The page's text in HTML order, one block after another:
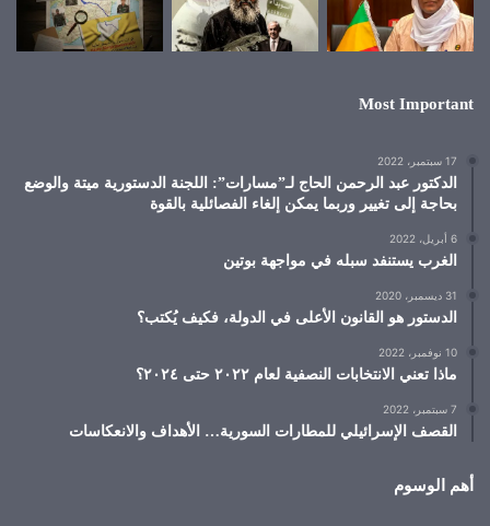
Most Important
17 سبتمبر، 2022
الدكتور عبد الرحمن الحاج لـ”مسارات”: اللجنة الدستورية ميتة والوضع
بحاجة إلى تغيير وربما يمكن إلغاء الفصائلية بالقوة
6 أبريل، 2022
الغرب يستنفد سبله في مواجهة بوتين
31 ديسمبر، 2020
الدستور هو القانون الأعلى في الدولة، فكيف يُكتب؟
10 نوفمبر، 2022
ماذا تعني الانتخابات النصفية لعام ٢٠٢٢ حتى ٢٠٢٤؟
7 سبتمبر، 2022
القصف الإسرائيلي للمطارات السورية… الأهداف والانعكاسات
أهم الوسوم